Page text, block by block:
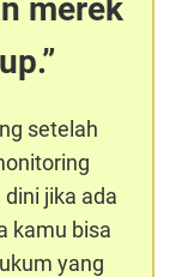
merek
setelah
jika ada
kamu bisa
yang